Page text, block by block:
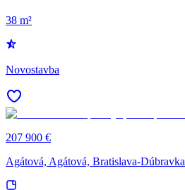
38 m²
Novostavba
207 900 €
Agátová, Agátová, Bratislava-Dúbravka